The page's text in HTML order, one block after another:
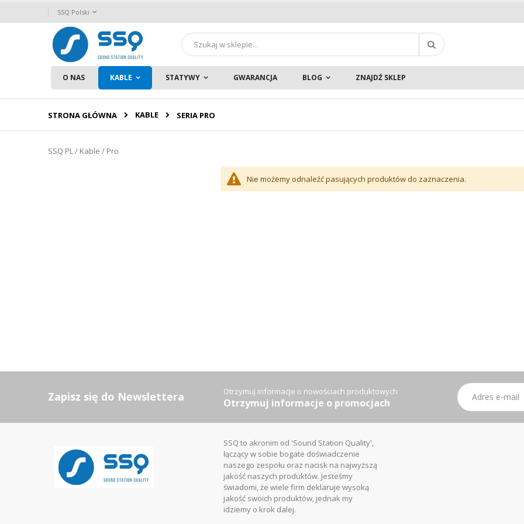
Przejdź
do
treści
Język
SSQ Polski
Szukaj
Szukaj
O NAS KABLE STATYWY GWARANCJA BLOG ZNAJDŹ SKLEP
STRONA GŁÓWNA KABLE SERIA PRO
SSQ PL / Kable / Pro
Nie możemy odnaleźć pasujących produktów do zaznaczenia.
Zapisz się do Newslettera Otrzymuj informacje o nowościach produktowych
Otrzymuj informacje o promocjach
Subskrybuj
nasz
newsletter:
SSQ to akronim od 'Sound Station Quality',
łączący w sobie bogate doświadczenie
naszego zespołu oraz nacisk na najwyższą
jakość naszych produktów. Jesteśmy
świadomi, że wiele firm deklaruje wysoką
jakość swoich produktów, jednak my
idziemy o krok dalej.